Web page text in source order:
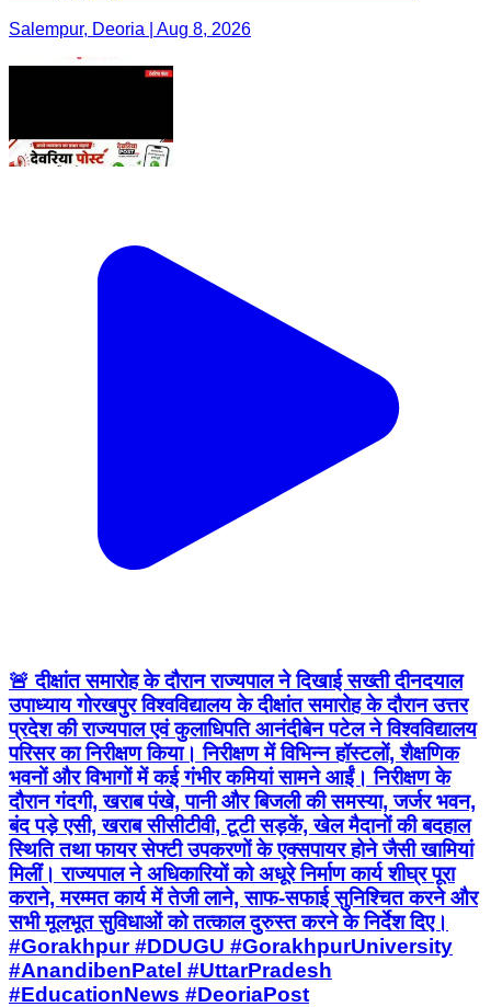
Salempur, Deoria | Aug 8, 2026
🚨 दीक्षांत समारोह के दौरान राज्यपाल ने दिखाई सख्ती दीनदयाल
उपाध्याय गोरखपुर विश्वविद्यालय के दीक्षांत समारोह के दौरान उत्तर
प्रदेश की राज्यपाल एवं कुलाधिपति आनंदीबेन पटेल ने विश्वविद्यालय
परिसर का निरीक्षण किया। निरीक्षण में विभिन्न हॉस्टलों, शैक्षणिक
भवनों और विभागों में कई गंभीर कमियां सामने आईं। निरीक्षण के
दौरान गंदगी, खराब पंखे, पानी और बिजली की समस्या, जर्जर भवन,
बंद पड़े एसी, खराब सीसीटीवी, टूटी सड़कें, खेल मैदानों की बदहाल
स्थिति तथा फायर सेफ्टी उपकरणों के एक्सपायर होने जैसी खामियां
मिलीं। राज्यपाल ने अधिकारियों को अधूरे निर्माण कार्य शीघ्र पूरा
कराने, मरम्मत कार्य में तेजी लाने, साफ-सफाई सुनिश्चित करने और
सभी मूलभूत सुविधाओं को तत्काल दुरुस्त करने के निर्देश दिए।
#Gorakhpur #DDUGU #GorakhpurUniversity
#AnandibenPatel #UttarPradesh
#EducationNews #DeoriaPost